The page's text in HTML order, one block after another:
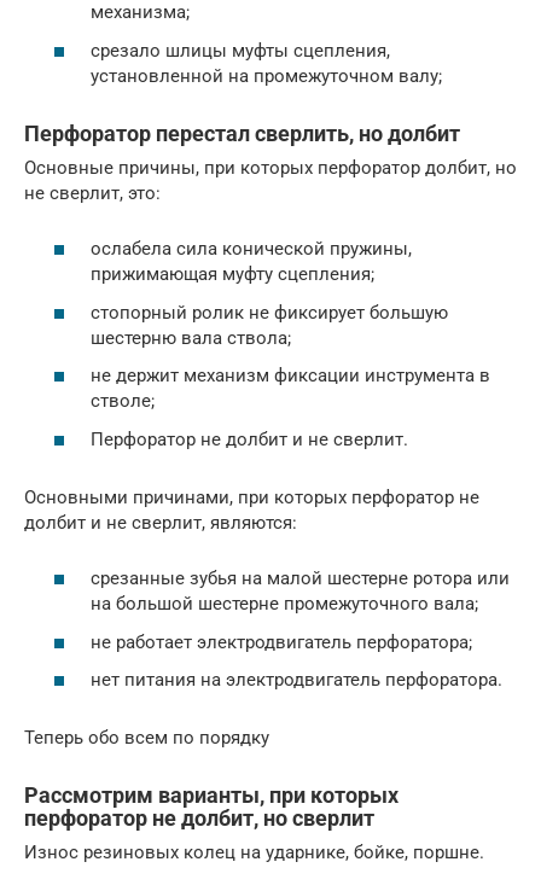
механизма;
срезало шлицы муфты сцепления,
установленной на промежуточном валу;
Перфоратор перестал сверлить, но долбит
Основные причины, при которых перфоратор долбит, но
не сверлит, это:
ослабела сила конической пружины,
прижимающая муфту сцепления;
стопорный ролик не фиксирует большую
шестерню вала ствола;
не держит механизм фиксации инструмента в
стволе;
Перфоратор не долбит и не сверлит.
Основными причинами, при которых перфоратор не
долбит и не сверлит, являются:
срезанные зубья на малой шестерне ротора или
на большой шестерне промежуточного вала;
не работает электродвигатель перфоратора;
нет питания на электродвигатель перфоратора.
Теперь обо всем по порядку
Рассмотрим варианты, при которых
перфоратор не долбит, но сверлит
Износ резиновых колец на ударнике, бойке, поршне.